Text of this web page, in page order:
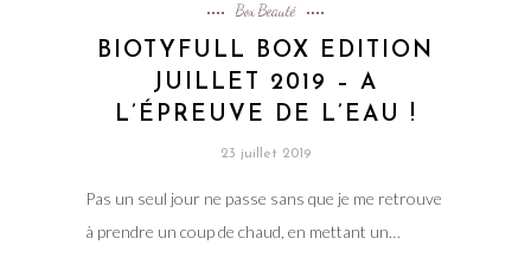
Box Beauté
BIOTYFULL BOX EDITION
JUILLET 2019 – A
L’ÉPREUVE DE L’EAU !
23 juillet 2019
Pas un seul jour ne passe sans que je me retrouve
à prendre un coup de chaud, en mettant un…